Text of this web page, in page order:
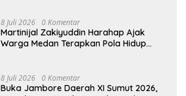
8 Juli 2026 0 Komentar
Martinijal Zakiyuddin Harahap Ajak
Warga Medan Terapkan Pola Hidup
8 Juli 2026 0 Komentar
Buka Jambore Daerah XI Sumut 2026,